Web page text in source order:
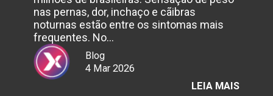
nas pernas, dor, inchaço e cãibras
noturnas estão entre os sintomas mais
frequentes. No…
Blog
4 Mar 2026
LEIA MAIS: